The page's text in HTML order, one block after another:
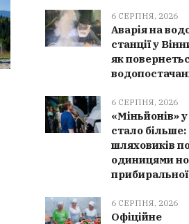
Культурна спадщина
поповнилася 9 новими
елементами: від чеського
до танцю «Ганка»
6 СЕРПНЯ, 2026
Аварія на
станції у
як
6 СЕРПНЯ, 2026
«Міньйонів»
стало
шляховиків
одиницями
6 СЕРПНЯ, 2026
Офіційне